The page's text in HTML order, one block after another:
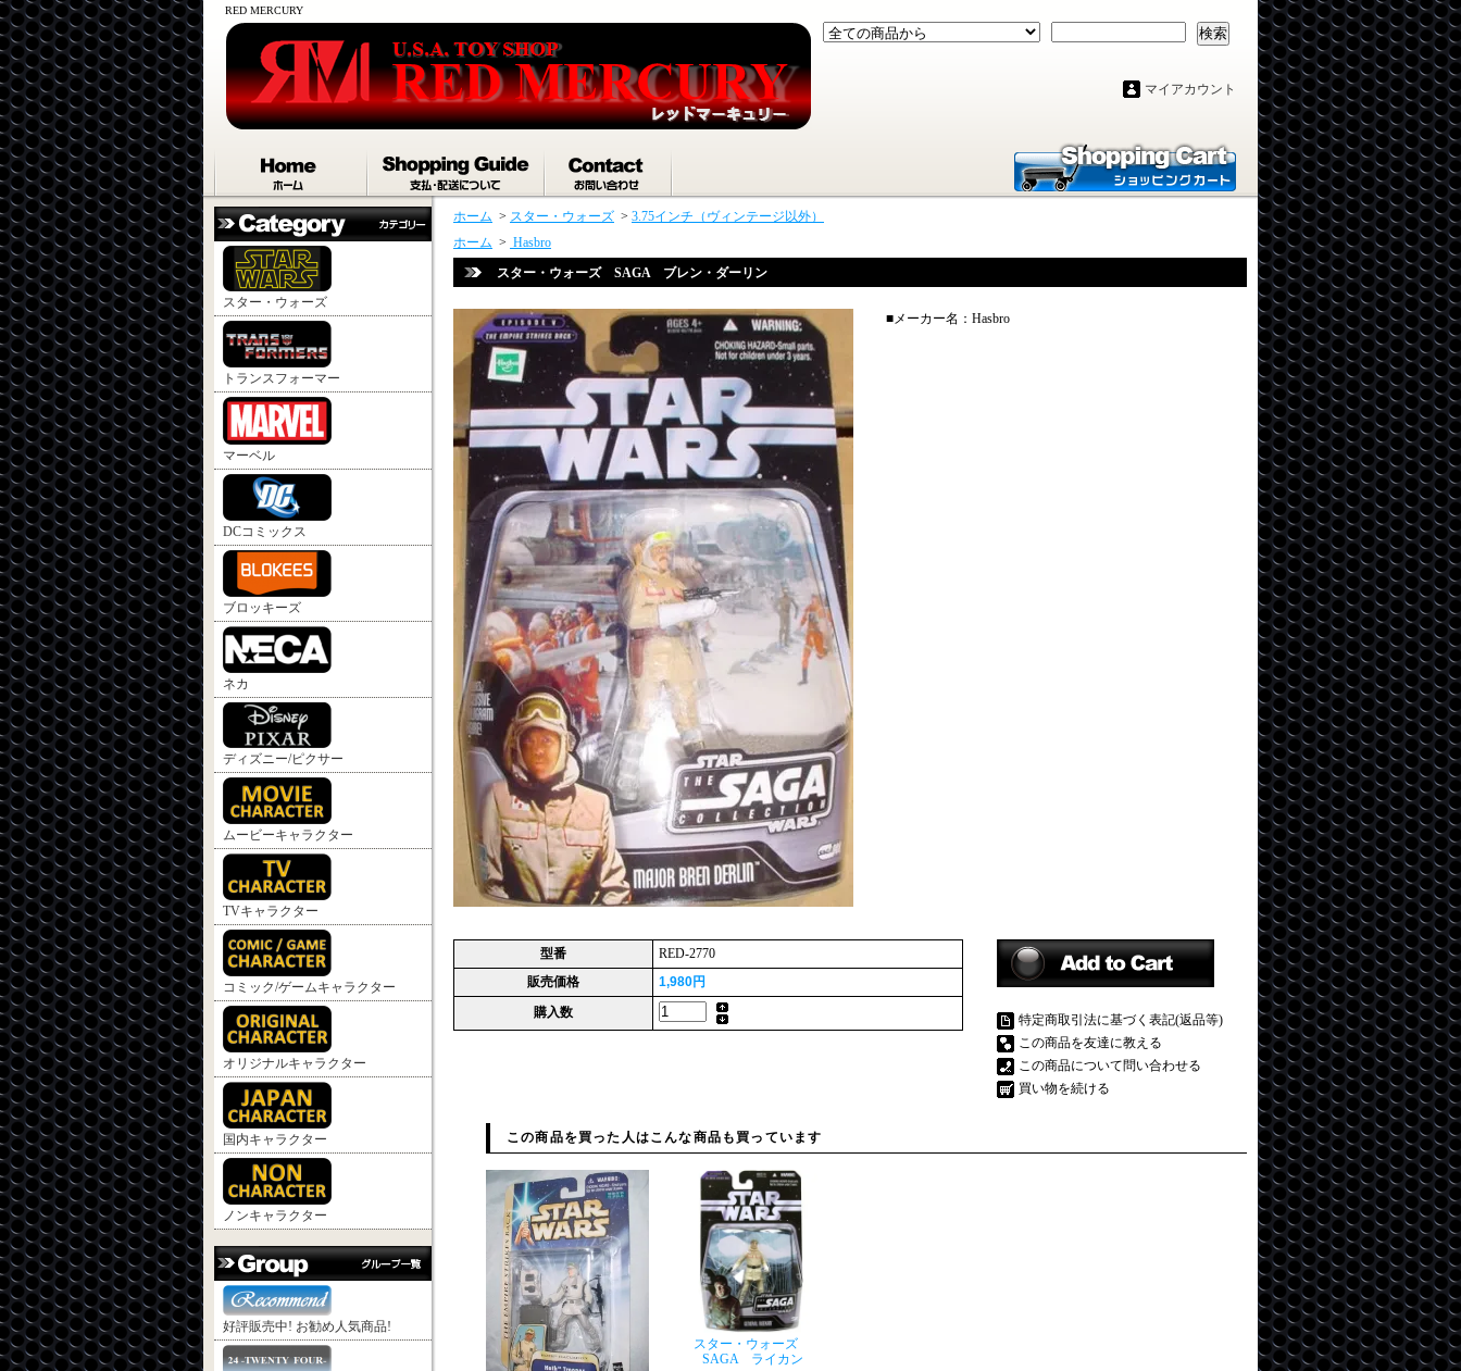
RED MERCURY
検索
マイアカウント
スター・ウォーズ
トランスフォーマー
マーベル
DCコミックス
ブロッキーズ
ネカ
ディズニー/ピクサー
ムービーキャラクター
TVキャラクター
コミック/ゲームキャラクター
オリジナルキャラクター
国内キャラクター
ノンキャラクター
好評販売中! お勧め人気商品!
ホーム > スター・ウォーズ > 3.75インチ（ヴィンテージ以外）
ホーム > Hasbro
スター・ウォーズ SAGA ブレン・ダーリン
■メーカー名：Hasbro
型番
RED-2770
販売価格
1,980円
購入数
特定商取引法に基づく表記(返品等)
この商品を友達に教える
この商品について問い合わせる
買い物を続ける
この商品を買った人はこんな商品も買っています
スター・ウォーズ
SAGA ライカン